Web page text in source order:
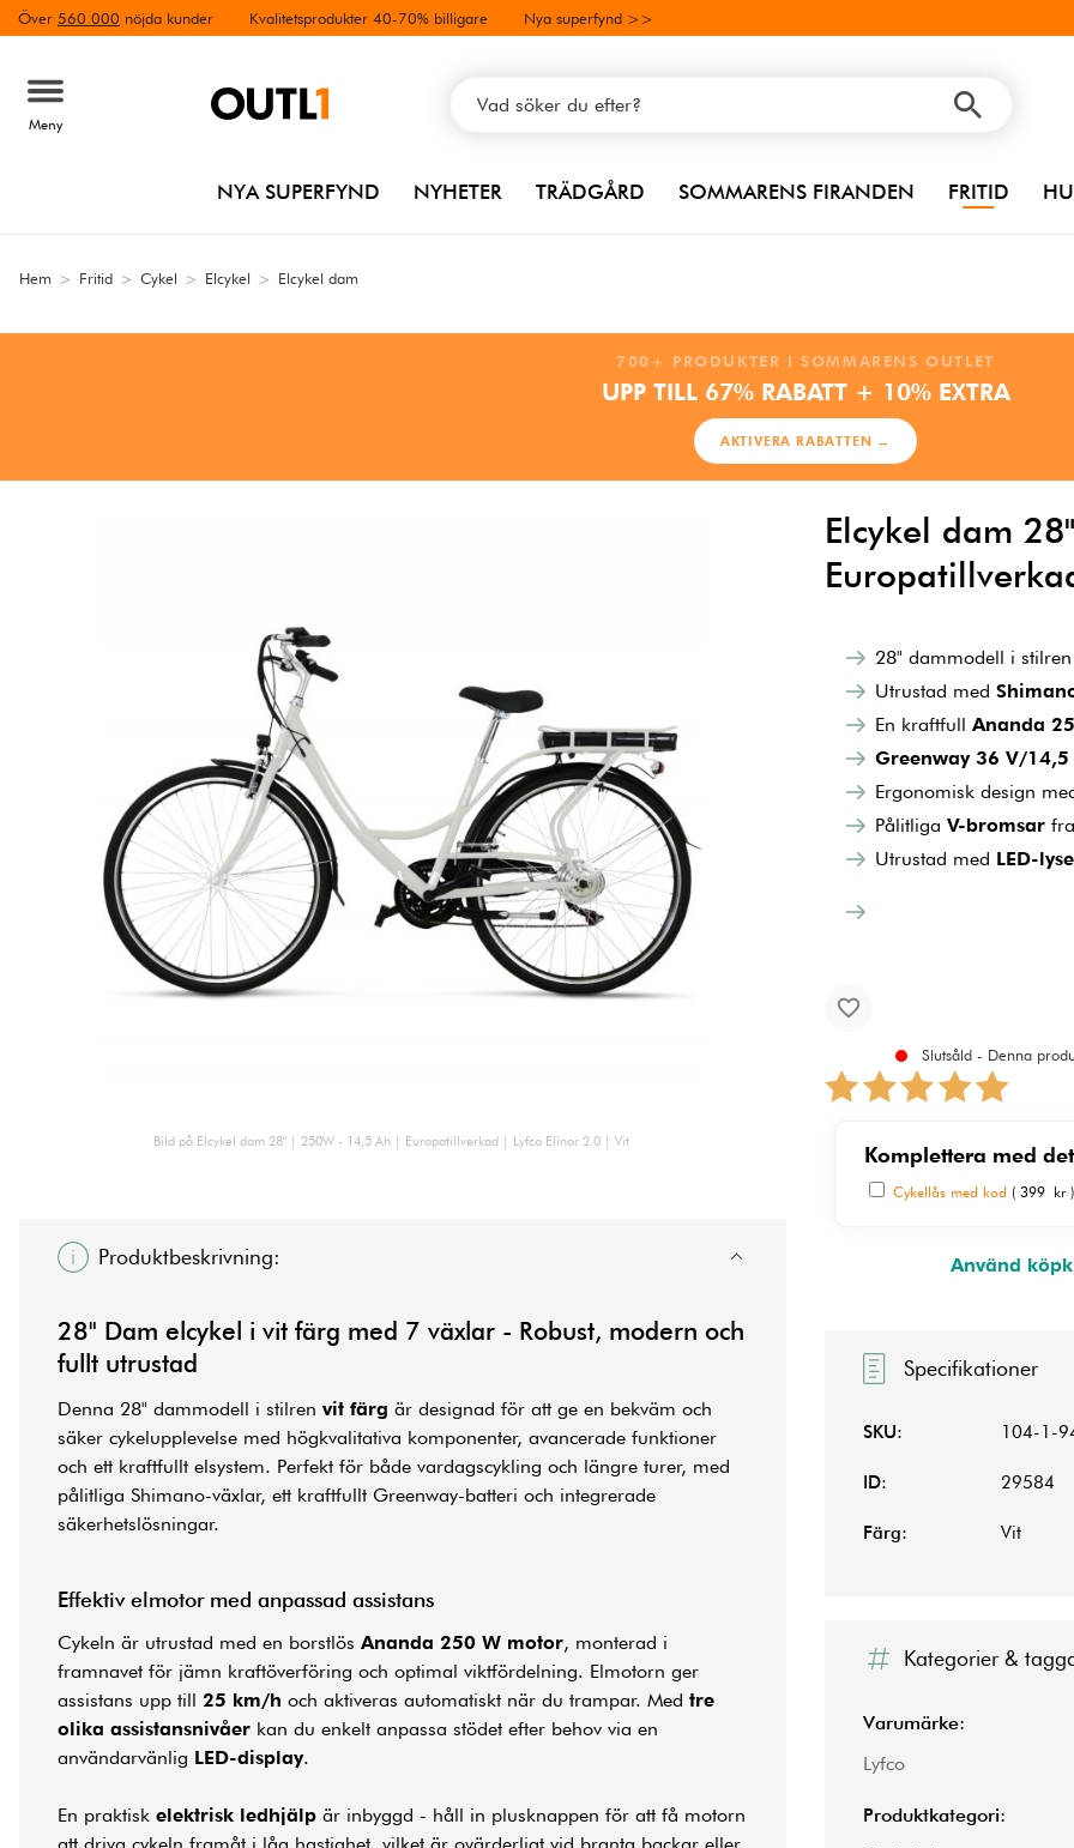
Över 560 000 nöjda kunder Kvalitetsprodukter 40-70% billigare Nya superfynd >>
Meny
NYA SUPERFYND NYHETER TRÄDGÅRD SOMMARENS FIRANDEN FRITID
Hem > Fritid > Cykel > Elcykel > Elcykel dam
700+ PRODUKTER I SOMMARENS OUTLET
UPP TILL 67% RABATT + 10% EXTRA
AKTIVERA RABATTEN →
Elcykel dam
Bild på Elcykel dam 28" | 250W - 14,5 Ah | Europatillverkad | Lyfco Elinor 2.0 | Vit
28" dammodell i
Utrustad med
En kraftfull Ananda
Greenway 36 V/
Ergonomisk design
Pålitliga V-bromsar
Utrustad med LED-
Slutsåld - Denna
Komplettera med
Cykellås med kod ( 399 kr
Använd
Produktbeskrivning:
28" Dam elcykel i vit färg med 7 växlar - Robust, modern och
fullt utrustad
Denna 28" dammodell i stilren vit färg är designad för att ge en bekväm och
säker cykelupplevelse med högkvalitativa komponenter, avancerade funktioner
och ett kraftfullt elsystem. Perfekt för både vardagscykling och längre turer, med
pålitliga Shimano-växlar, ett kraftfullt Greenway-batteri och integrerade
säkerhetslösningar.
Effektiv elmotor med anpassad assistans
Cykeln är utrustad med en borstlös Ananda 250 W motor, monterad i
framnavet för jämn kraftöverföring och optimal viktfördelning. Elmotorn ger
assistans upp till 25 km/h och aktiveras automatiskt när du trampar. Med tre
olika assistansnivåer kan du enkelt anpassa stödet efter behov via en
användarvänlig LED-display.
En praktisk elektrisk ledhjälp är inbyggd - håll in plusknappen för att få motorn
Specifikationer
SKU: 104-1-
ID: 29584
Färg: Vit
Kategorier &
Varumärke:
Lyfco
Produktkategori: